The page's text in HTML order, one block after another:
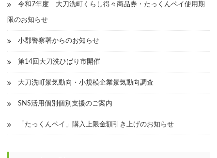
令和7年度 大刀洗町くらし得々商品券・たっくんペイ使用期
限のお知らせ
小郡警察署からのお知らせ
第14回大刀洗ひばり市開催
大刀洗町景気動向・小規模企業景気動向調査
SNS活用個別個別支援のご案内
「たっくんペイ」購入上限金額引き上げのお知らせ